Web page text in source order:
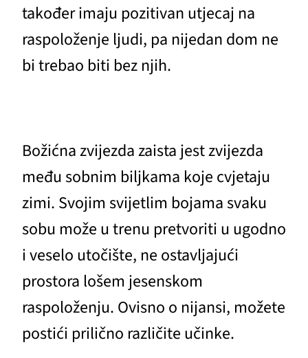
također imaju pozitivan utjecaj na
raspoloženje ljudi, pa nijedan dom ne
bi trebao biti bez njih.
Božićna zvijezda zaista jest zvijezda
među sobnim biljkama koje cvjetaju
zimi. Svojim svijetlim bojama svaku
sobu može u trenu pretvoriti u ugodno
i veselo utočište, ne ostavljajući
prostora lošem jesenskom
raspoloženju. Ovisno o nijansi, možete
postići prilično različite učinke.